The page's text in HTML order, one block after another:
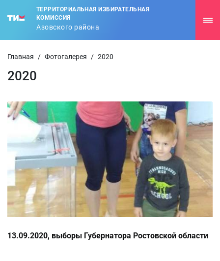
ТЕРРИТОРИАЛЬНАЯ ИЗБИРАТЕЛЬНАЯ
КОМИССИЯ
Азовского района
Главная / Фотогалерея / 2020
2020
13.09.2020, выборы Губернатора Ростовской области